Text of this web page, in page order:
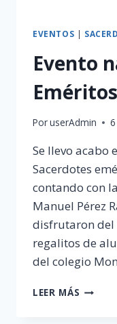
EVENTOS |
Evento
Eméritos
PoruserAdmin
Se llevo acabo
Sacerdotes
contando con
Manuel Pérez
disfrutaron del
regalitos de
del colegio
LEER MÁS EVENTO